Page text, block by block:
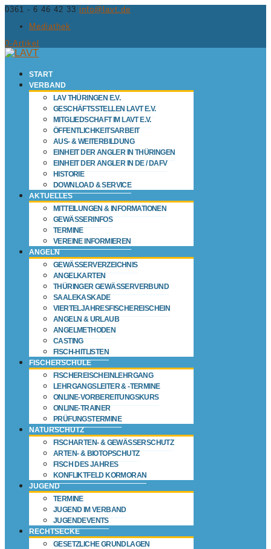
0361 - 6 46 42 33 info@lavt.de
Mediathek
0-Artikel
START
VERBAND
LAV THÜRINGEN E.V.
GESCHÄFTSSTELLEN LAVT E.V.
MITGLIEDSCHAFT IM LAVT E.V.
ÖFFENTLICHKEITSARBEIT
AUS- & WEITERBILDUNG
EINHEIT DER ANGLER IN THÜRINGEN
EINHEIT DER ANGLER IN DE / DAFV
HISTORIE
DOWNLOAD & SERVICE
AKTUELLES
MITTEILUNGEN & INFORMATIONEN
GEWÄSSERINFOS
TERMINE
VEREINE INFORMIEREN
ANGELN
GEWÄSSERVERZEICHNIS
ANGELKARTEN
THÜRINGER GEWÄSSERVERBUND
SAALEKASKADE
VIERTELJAHRESFISCHEREISCHEIN
ANGELN & URLAUB
ANGELMETHODEN
CASTING
FISCH-HITLISTEN
FISCHERSCHULE
FISCHEREISCHEINLEHRGANG
LEHRGANGSLEITER & -TERMINE
ONLINE-VORBEREITUNGSKURS
ONLINE-TRAINER
PRÜFUNGSTERMINE
NATURSCHUTZ
FISCHARTEN- & GEWÄSSERSCHUTZ
ARTEN- & BIOTOPSCHUTZ
FISCH DES JAHRES
KONFLIKTFELD KORMORAN
JUGEND
TERMINE
JUGEND IM VERBAND
JUGENDEVENTS
RECHTSECKE
GESETZLICHE GRUNDLAGEN